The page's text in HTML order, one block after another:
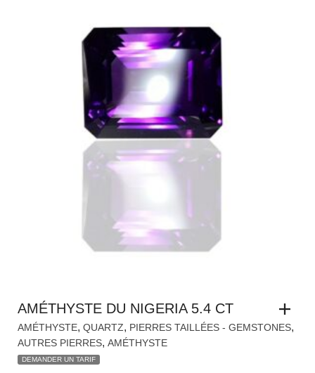
AMÉTHYSTE DU NIGERIA 5.4 CT
AMÉTHYSTE, QUARTZ, PIERRES TAILLÉES - GEMSTONES,
AUTRES PIERRES, AMÉTHYSTE
DEMANDER UN TARIF